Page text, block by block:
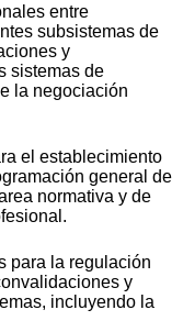
entre
subsistemas de
y
sistemas de
la negociación
el establecimiento
general de
normativa y de
para la regulación
y
incluyendo la